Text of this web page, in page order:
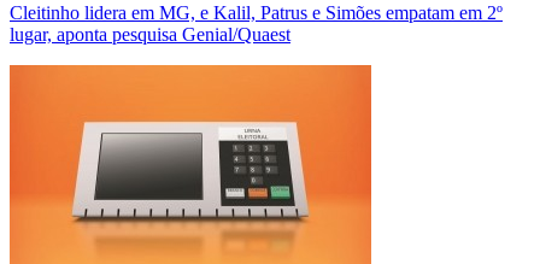
Cleitinho lidera em MG, e Kalil, Patrus e Simões empatam em 2º
lugar, aponta pesquisa Genial/Quaest